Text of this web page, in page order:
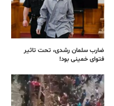
ضارب سلمان رشدی، تحت تاثیر
فتوای خمینی بود!